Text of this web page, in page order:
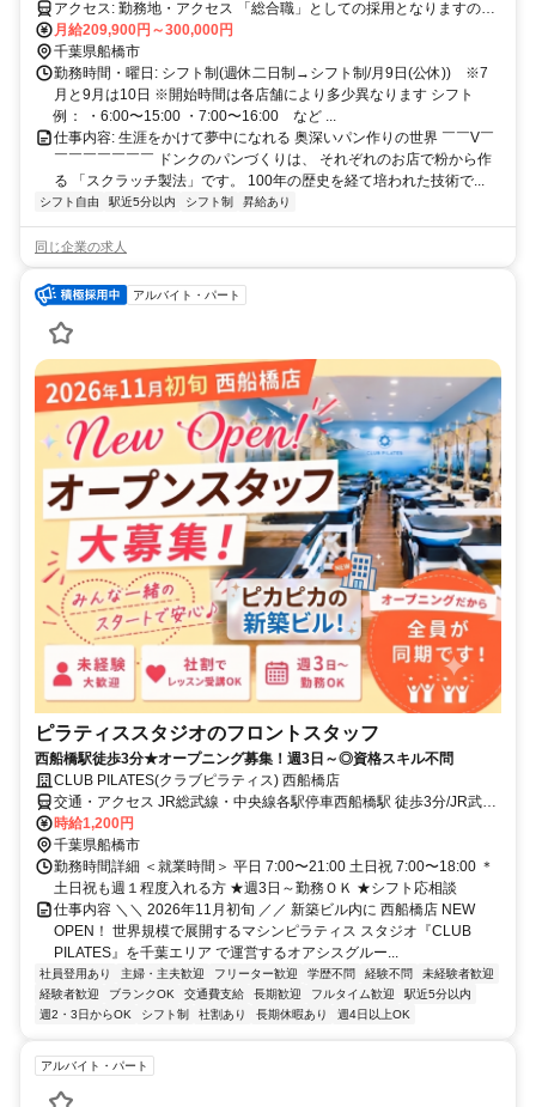
アクセス: 勤務地・アクセス 「総合職」としての採用となりますの
で、 将来的にはキャリア形成のための職種変更や、 転居を伴う異動
の可能性もございます。 ●初期配属について 最初の配属店舗について
は、 入社前に希望勤務地をお伺いの上、可能な限り考慮いたします
が、 ご希望や各店の欠員状況を総合的に勘案し、最終決定させてい
ただきます。 ●店舗異動について 一般社員の間は2～3年に一度の間
隔で、 近隣への店舗異動の可能性がございます。 ただし、その際は
ご本人のご事情・希望を確認しながら、 最終的に異動先の決定をさ
せていただいています。 ●勤務先へのアクセス 各店舗最寄駅から徒歩
圏内の立地がほとんどです。 ※一部郊外の店舗もあります。 ※詳し
くはお気軽にお問合せください。
月給209,900円～300,000円
千葉県船橋市
勤務時間・曜日: シフト制(週休二日制→シフト制/月9日(公休)) ※7
月と9月は10日 ※開始時間は各店舗により多少異なります シフト
例： ・6:00〜15:00 ・7:00〜16:00 など ...
仕事内容: 生涯をかけて夢中になれる 奥深いパン作りの世界 ￣￣V￣
￣￣￣￣￣￣￣ ドンクのパンづくりは、 それぞれのお店で粉から作
る 「スクラッチ製法」です。 100年の歴史を経て培われた技術で...
シフト自由 駅近5分以内 シフト制 昇給あり
同じ企業の求人
アルバイト・パート
ピラティススタジオのフロントスタッフ
西船橋駅徒歩3分★オープニング募集！週3日～◎資格スキル不問
CLUB PILATES(クラブピラティス) 西船橋店
交通・アクセス JR総武線・中央線各駅停車西船橋駅 徒歩3分/JR武蔵
野線 西船橋駅 徒歩3分/東京メトロ東西線西船橋駅 徒歩3分
時給1,200円
千葉県船橋市
勤務時間詳細 ＜就業時間＞ 平日 7:00〜21:00 土日祝 7:00〜18:00 ＊
土日祝も週１程度入れる方 ★週3日～勤務ＯＫ ★シフト応相談
仕事内容 ＼＼ 2026年11月初旬 ／／ 新築ビル内に 西船橋店 NEW
OPEN！ 世界規模で展開するマシンピラティス スタジオ『CLUB
PILATES』を千葉エリア で運営するオアシスグルー...
社員登用あり 主婦・主夫歓迎 フリーター歓迎 学歴不問 経験不問
未経験者歓迎
経験者歓迎
ブランクOK 交通費支給 長期歓迎 フルタイム歓迎
駅近5分以内
週2・3日からOK
シフト制 社割あり 長期休暇あり 週4日以上OK
アルバイト・パート